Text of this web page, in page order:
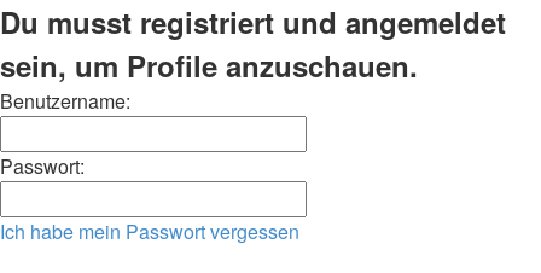
Du musst registriert und angemeldet
sein, um Profile anzuschauen.
Benutzername:
Passwort:
Ich habe mein Passwort vergessen